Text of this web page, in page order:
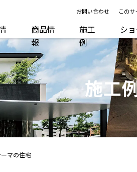
お問い合わせ このサ
商品情
報
施工
例
シ
ム
施工
マの住宅